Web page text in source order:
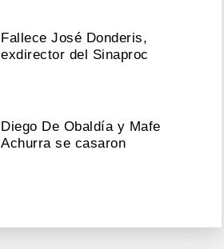
Fallece José Donderis,
exdirector del Sinaproc
Diego De Obaldía y Mafe
Achurra se casaron